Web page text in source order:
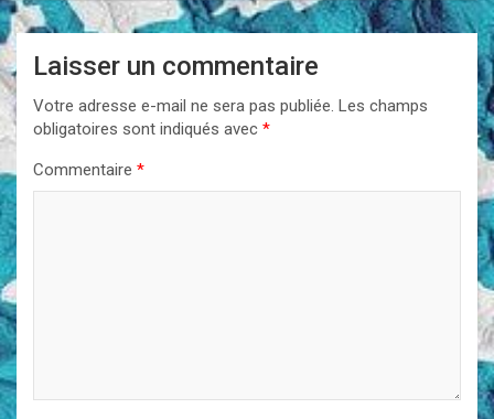
l’article
Laisser un commentaire
Votre adresse e-mail ne sera pas publiée. Les champs
obligatoires sont indiqués avec *
Commentaire *